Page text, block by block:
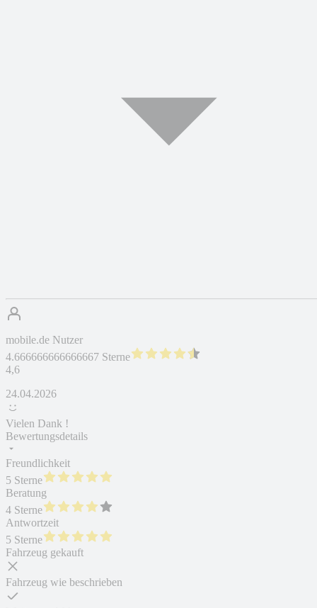
mobile.de Nutzer
4.666666666666667 Sterne
4,6
24.04.2026
Vielen Dank !
Bewertungsdetails
Freundlichkeit
5 Sterne
Beratung
4 Sterne
Antwortzeit
5 Sterne
Fahrzeug gekauft
Fahrzeug wie beschrieben